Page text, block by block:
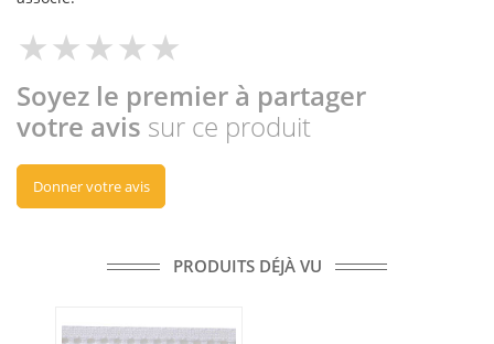
Soyez le premier à partager
votre avis sur ce produit
Donner votre avis
PRODUITS DÉJÀ VU